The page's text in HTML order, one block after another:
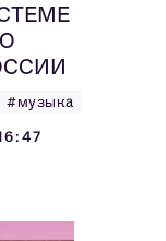
#музыка